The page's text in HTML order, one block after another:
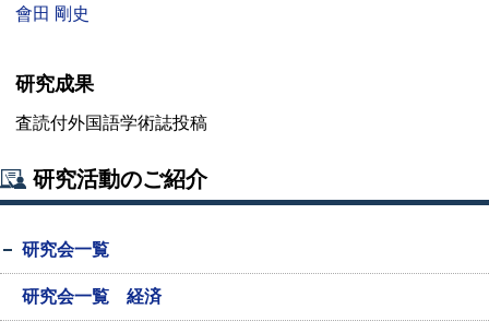
會田 剛史
研究成果
査読付外国語学術誌投稿
研究活動のご紹介
研究会一覧
研究会一覧 経済